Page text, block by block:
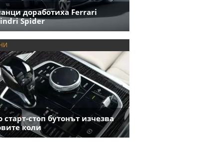
доработиха Ferrari
Spider
стоп бутонът изчезва
коли